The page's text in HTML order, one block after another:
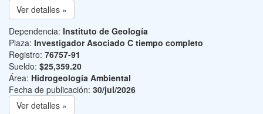
Ver detalles »
Dependencia: Instituto de Geología
Plaza: Investigador Asociado C tiempo completo
Registro: 76757-91
Sueldo: $25,359.20
Área: Hidrogeología Ambiental
Fecha de publicación: 30/jul/2026
Ver detalles »